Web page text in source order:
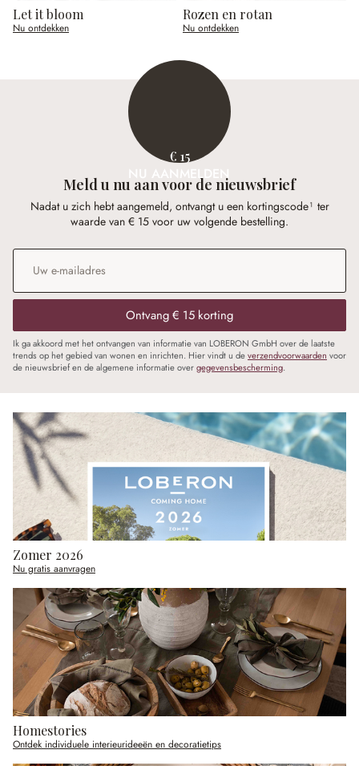
Let it bloom
Nu ontdekken
Rozen en rotan
Nu ontdekken
€ 15
NU AANMELDEN
Meld u nu aan voor de nieuwsbrief
Nadat u zich hebt aangemeld, ontvangt u een kortingscode¹ ter
waarde van € 15 voor uw volgende bestelling.
E-mailadres
Ontvang € 15 korting
Ik ga akkoord met het ontvangen van informatie van LOBERON GmbH over de laatste
trends op het gebied van wonen en inrichten. Hier vindt u deverzendvoorwaarden voor
de nieuwsbrief en de algemene informatie overgegevensbescherming.
Zomer 2026
Nu gratis aanvragen
Homestories
Ontdek individuele interieurideeën en decoratietips